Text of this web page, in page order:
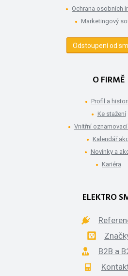
Ochrana osobních
Marketingový
Odstoupení od
O FIRMĚ
Profil a
Ke stažení
Vnitřní
Kalendář
Novinky a
Kariéra
ELEKTRO
B2B a